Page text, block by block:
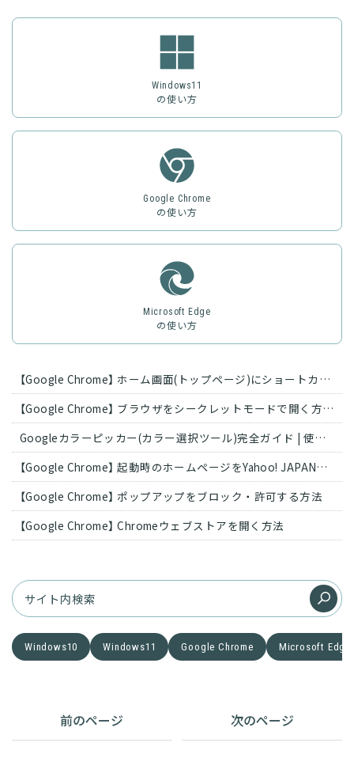
Windows11
の使い方
Google Chrome
の使い方
Microsoft Edge
の使い方
【Google Chrome】 ホーム画面(トップページ)にショートカットを作成する方法
【Google Chrome】 ブラウザをシークレットモードで開く方法 (設定・解除)
Googleカラーピッカー(カラー選択ツール)完全ガイド | 使い方とカラーコード活用法
【Google Chrome】 起動時のホームページをYahoo! JAPANに変更する方法
【Google Chrome】 ポップアップをブロック・許可する方法
【Google Chrome】 Chromeウェブストアを開く方法
Windows10 Windows11 Google Chrome Microsoft Edge
前のページ 次のページ